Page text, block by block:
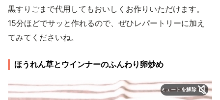
黒すりごまで代用してもおいしくお作りいただけます。
15分ほどでサッと作れるので、ぜひレパートリーに加え
てみてくださいね。
ほうれん草とウインナーのふんわり卵炒め
ミュートを解除